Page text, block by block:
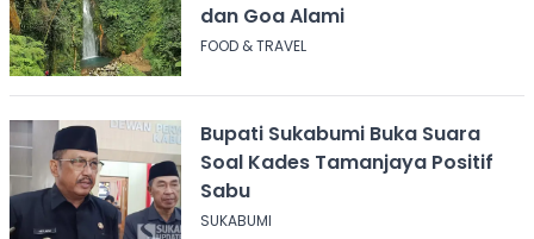
dan Goa Alami
FOOD & TRAVEL
Bupati Sukabumi Buka Suara
Soal Kades Tamanjaya Positif
Sabu
SUKABUMI